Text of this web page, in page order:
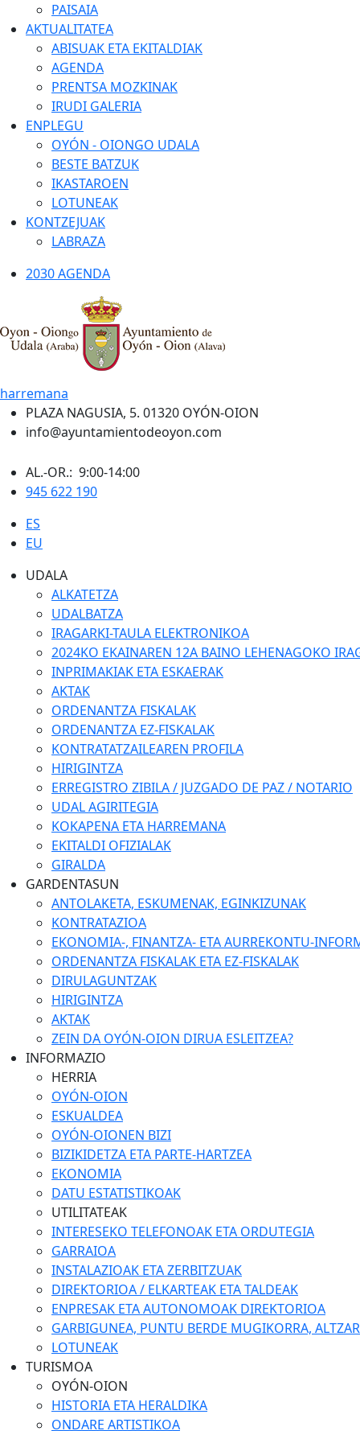
PAISAIA
AKTUALITATEA
ABISUAK ETA EKITALDIAK
AGENDA
PRENTSA MOZKINAK
IRUDI GALERIA
ENPLEGU
OYÓN - OIONGO UDALA
BESTE BATZUK
IKASTAROEN
LOTUNEAK
KONTZEJUAK
LABRAZA
2030 AGENDA
harremana
PLAZA NAGUSIA, 5. 01320 OYÓN-OION
info@ayuntamientodeoyon.com
AL.-OR.: 9:00-14:00
945 622 190
ES
EU
UDALA
ALKATETZA
UDALBATZA
IRAGARKI-TAULA ELEKTRONIKOA
2024KO EKAINAREN 12A BAINO LEHENAGOKO
INPRIMAKIAK ETA ESKAERAK
AKTAK
ORDENANTZA FISKALAK
ORDENANTZA EZ-FISKALAK
KONTRATATZAILEAREN PROFILA
HIRIGINTZA
ERREGISTRO ZIBILA / JUZGADO DE PAZ / NOTARIO
UDAL AGIRITEGIA
KOKAPENA ETA HARREMANA
EKITALDI OFIZIALAK
GIRALDA
GARDENTASUN
ANTOLAKETA, ESKUMENAK, EGINKIZUNAK
KONTRATAZIOA
EKONOMIA-, FINANTZA- ETA AURREKONTU-
ORDENANTZA FISKALAK ETA EZ-FISKALAK
DIRULAGUNTZAK
HIRIGINTZA
AKTAK
ZEIN DA OYÓN-OION DIRUA ESLEITZEA?
INFORMAZIO
HERRIA
OYÓN-OION
ESKUALDEA
OYÓN-OIONEN BIZI
BIZIKIDETZA ETA PARTE-HARTZEA
EKONOMIA
DATU ESTATISTIKOAK
UTILITATEAK
INTERESEKO TELEFONOAK ETA ORDUTEGIA
GARRAIOA
INSTALAZIOAK ETA ZERBITZUAK
DIREKTORIOA / ELKARTEAK ETA TALDEAK
ENPRESAK ETA AUTONOMOAK DIREKTORIOA
GARBIGUNEA, PUNTU BERDE MUGIKORRA,
LOTUNEAK
TURISMOA
OYÓN-OION
HISTORIA ETA HERALDIKA
ONDARE ARTISTIKOA